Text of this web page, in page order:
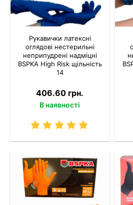
Рукавички латексні
оглядові нестерильні
неприпудрені надміцні
BSPKA Hіgh Risk щільність
14
406.60 грн.
В наявності